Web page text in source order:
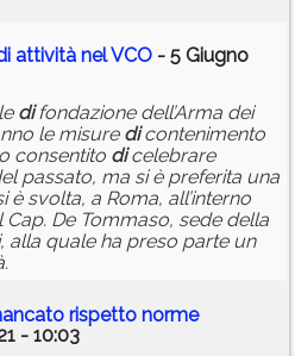
attività nel VCO - 5 Giugno
difondazione dell’Arma dei
le misure dicontenimento
consentito dicelebrare
passato, ma si è preferita una
svolta, a Roma, all’interno
De Tommaso, sede della
alla quale ha preso parte un
rispetto norme
- 10:03